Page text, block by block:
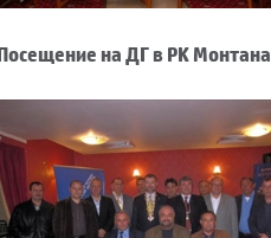
Посещение на ДГ в РК Монтана